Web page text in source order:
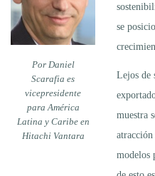
Por Daniel
Scarafia es
vicepresidente
para América
Latina y Caribe en
Hitachi Vantara
se
Lejos de
muestra
atracción
modelos